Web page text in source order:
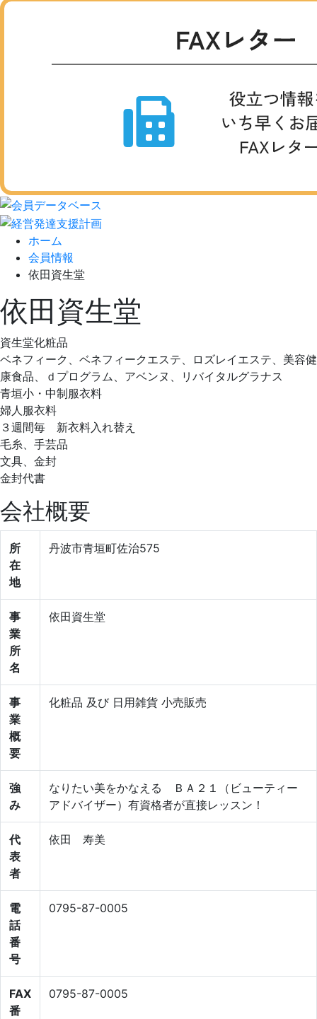
ホーム
会員情報
依田資生堂
依田資生堂
資生堂化粧品
ベネフィーク、ベネフィークエステ、ロズレイエステ、美容健
康食品、ｄプログラム、アベンヌ、リバイタルグラナス
青垣小・中制服衣料
婦人服衣料
３週間毎 新衣料入れ替え
毛糸、手芸品
文具、金封
金封代書
会社概要
所
在
地
丹波市青垣町佐治575
事
業
所
名
依田資生堂
事
業
概
要
化粧品 及び 日用雑貨 小売販売
強
み
なりたい美をかなえる ＢＡ２１（ビューティー
アドバイザー）有資格者が直接レッスン！
代
表
者
依田 寿美
電
話
番
号
0795-87-0005
FAX
番
0795-87-0005